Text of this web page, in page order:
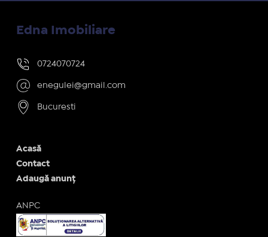
Edna Imobiliare
0724070724
enegulei@gmail.com
Bucuresti
Acasă
Contact
Adaugă anunț
ANPC